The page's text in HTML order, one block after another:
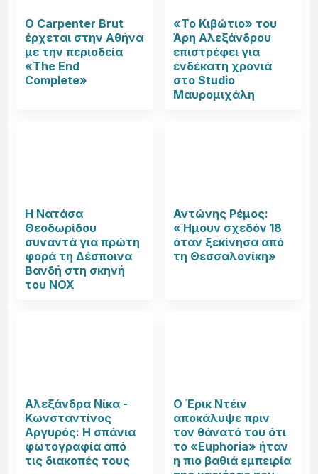
Ο Carpenter Brut
έρχεται στην Αθήνα
με την περιοδεία
«The End
Complete»
«Το Κιβώτιο» του
Άρη Αλεξάνδρου
επιστρέφει για
ενδέκατη χρονιά
στο Studio
Μαυρομιχάλη
Η Νατάσα
Θεοδωρίδου
συναντά για πρώτη
φορά τη Δέσποινα
Βανδή στη σκηνή
του NOX
Αντώνης Ρέμος:
«Ήμουν σχεδόν 18
όταν ξεκίνησα από
τη Θεσσαλονίκη»
Αλεξάνδρα Νίκα -
Κωνσταντίνος
Αργυρός: Η σπάνια
φωτογραφία από
τις διακοπές τους
Ο Έρικ Ντέιν
αποκάλυψε πριν
τον θάνατό του ότι
το «Euphoria» ήταν
η πιο βαθιά εμπειρία